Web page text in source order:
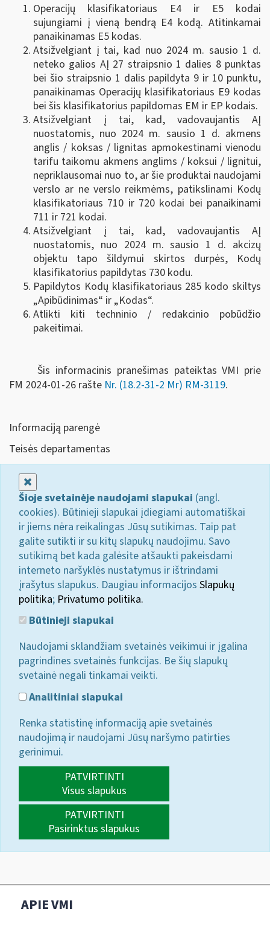
Operacijų klasifikatoriaus E4 ir E5 kodai
sujungiami į vieną bendrą E4 kodą. Atitinkamai
panaikinamas E5 kodas.
Atsižvelgiant į tai, kad nuo 2024 m. sausio 1 d.
neteko galios AĮ 27 straipsnio 1 dalies 8 punktas
bei šio straipsnio 1 dalis papildyta 9 ir 10 punktu,
panaikinamas Operacijų klasifikatoriaus E9 kodas
bei šis klasifikatorius papildomas EM ir EP kodais.
Atsižvelgiant į tai, kad, vadovaujantis AĮ
nuostatomis, nuo 2024 m. sausio 1 d. akmens
anglis / koksas / lignitas apmokestinami vienodu
tarifu taikomu akmens anglims / koksui / lignitui,
nepriklausomai nuo to, ar šie produktai naudojami
verslo ar ne verslo reikmėms, patikslinami Kodų
klasifikatoriaus 710 ir 720 kodai bei panaikinami
711 ir 721 kodai.
Atsižvelgiant į tai, kad, vadovaujantis AĮ
nuostatomis, nuo 2024 m. sausio 1 d. akcizų
objektu tapo šildymui skirtos durpės, Kodų
klasifikatorius papildytas 730 kodu.
Papildytos Kodų klasifikatoriaus 285 kodo skiltys
„Apibūdinimas“ ir „Kodas“.
Atlikti kiti techninio / redakcinio pobūdžio
pakeitimai.
Šis informacinis pranešimas pateiktas VMI prie
FM 2024-01-26 rašte Nr. (18.2-31-2 Mr) RM-3119.
Informaciją parengė
Teisės departamentas
Šioje svetainėje naudojami slapukai (angl.
cookies). Būtinieji slapukai įdiegiami automatiškai
ir jiems nėra reikalingas Jūsų sutikimas. Taip pat
galite sutikti ir su kitų slapukų naudojimu. Savo
sutikimą bet kada galėsite atšaukti pakeisdami
interneto naršyklės nustatymus ir ištrindami
įrašytus slapukus. Daugiau informacijos Slapukų
politika; Privatumo politika.
Būtinieji slapukai
Naudojami sklandžiam svetainės veikimui ir įgalina
pagrindines svetainės funkcijas. Be šių slapukų
svetainė negali tinkamai veikti.
Analitiniai slapukai
Renka statistinę informaciją apie svetainės
naudojimą ir naudojami Jūsų naršymo patirties
gerinimui.
PATVIRTINTI
Visus slapukus
PATVIRTINTI
Pasirinktus slapukus
APIE VMI